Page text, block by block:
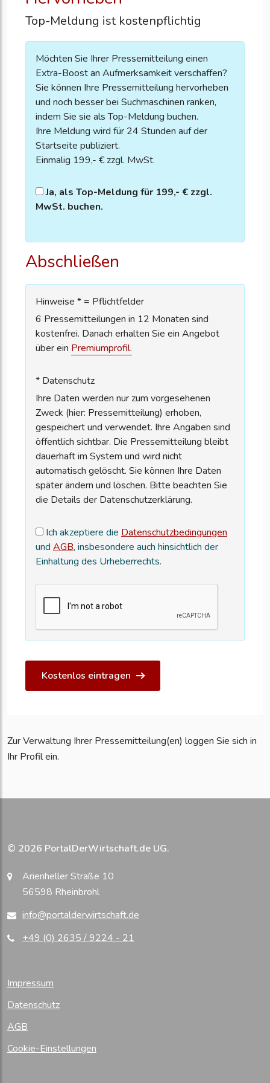
Top-Meldung ist kostenpflichtig
Möchten Sie Ihrer Pressemitteilung einen
Extra-Boost an Aufmerksamkeit verschaffen?
Sie können Ihre Pressemitteilung hervorheben
und noch besser bei Suchmaschinen ranken,
indem Sie sie als Top-Meldung buchen.
Ihre Meldung wird für 24 Stunden auf der
Startseite publiziert.
Einmalig 199,- € zzgl. MwSt.
Ja, als Top-Meldung für 199,- € zzgl.
MwSt. buchen.
Abschließen
Hinweise * = Pflichtfelder
6 Pressemitteilungen in 12 Monaten sind
kostenfrei. Danach erhalten Sie ein Angebot
über ein Premiumprofil.
* Datenschutz
Ihre Daten werden nur zum vorgesehenen
Zweck (hier: Pressemitteilung) erhoben,
gespeichert und verwendet. Ihre Angaben sind
öffentlich sichtbar. Die Pressemitteilung bleibt
dauerhaft im System und wird nicht
automatisch gelöscht. Sie können Ihre Daten
später ändern und löschen. Bitte beachten Sie
die Details der Datenschutzerklärung.
Ich akzeptiere die Datenschutzbedingungen
und AGB, insbesondere auch hinsichtlich der
Einhaltung des Urheberrechts.
Kostenlos eintragen
Zur Verwaltung Ihrer Pressemitteilung(en) loggen Sie sich in
Ihr Profil ein.
© 2026 PortalDerWirtschaft.de UG.
Arienheller Straße 10
56598 Rheinbrohl
info@portalderwirtschaft.de
+49 (0) 2635 / 9224 - 21
Impressum
Datenschutz
AGB
Cookie-Einstellungen